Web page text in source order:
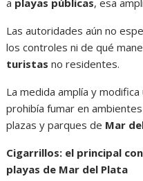
Las autoridades aún no
los controles ni de qué
turistas no residentes.
La medida amplía y
prohibía fumar en
plazas y parques de Mar
Cigarrillos: el principal
playas de Mar del Plata